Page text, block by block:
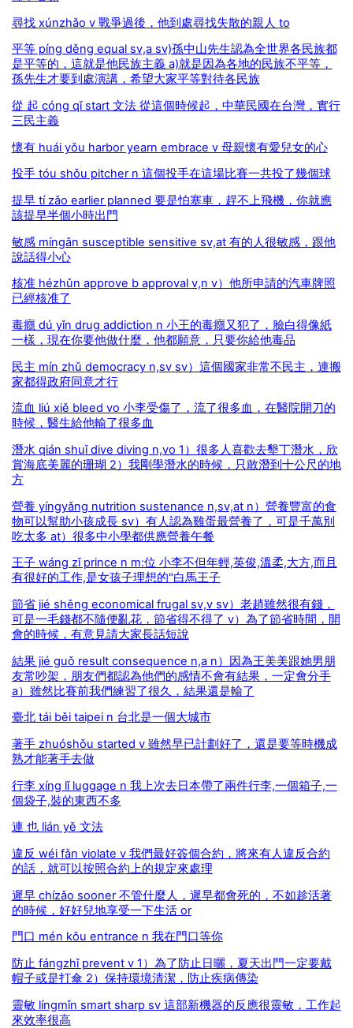
尋找 xúnzhǎo v 戰爭過後，他到處尋找失散的親人 to
平等 píng děng equal sv,a sv)孫中山先生認為全世界各民族都
是平等的，這就是他民族主義 a)就是因為各地的民族不平等，
孫先生才要到處演講，希望大家平等對待各民族
從 起 cóng qǐ start 文法 從這個時候起，中華民國在台灣，實行
三民主義
懷有 huái yǒu harbor yearn embrace v 母親懷有愛兒女的心
投手 tóu shǒu pitcher n 這個投手在這場比賽一共投了幾個球
提早 tí zǎo earlier planned 要是怕塞車，趕不上飛機，你就應
該提早半個小時出門
敏感 míngǎn susceptible sensitive sv,at 有的人很敏感，跟他
說話得小心
核准 hézhǔn approve b approval v,n v）他所申請的汽車牌照
已經核准了
毒癮 dú yǐn drug addiction n 小王的毒癮又犯了，臉白得像紙
一樣，現在你要他做什麼，他都願意，只要你給他毒品
民主 mín zhǔ democracy n,sv sv）這個國家非常不民主，連搬
家都得政府同意才行
流血 liú xiě bleed vo 小李受傷了，流了很多血，在醫院開刀的
時候，醫生給他輸了很多血
潛水 qián shuǐ dive diving n,vo 1）很多人喜歡去墾丁潛水，欣
賞海底美麗的珊瑚 2）我剛學潛水的時候，只敢潛到十公尺的地
方
營養 yíngyǎng nutrition sustenance n,sv,at n）營養豐富的食
物可以幫助小孩成長 sv）有人認為雞蛋最營養了，可是千萬別
吃太多 at）很多中小學都供應營養午餐
王子 wáng zǐ prince n m:位 小李不但年輕,英俊,溫柔,大方,而且
有很好的工作,是女孩子理想的"白馬王子
節省 jié shěng economical frugal sv,v sv）老趙雖然很有錢，
可是一毛錢都不隨便亂花，節省得不得了 v）為了節省時間，開
會的時候，有意見請大家長話短說
結果 jié guǒ result consequence n,a n）因為王美美跟她男朋
友常吵架，朋友們都認為他們的感情不會有結果，一定會分手
a）雖然比賽前我們練習了很久，結果還是輸了
臺北 tái běi taipei n 台北是一個大城市
著手 zhuóshǒu started v 雖然早已計劃好了，還是要等時機成
熟才能著手去做
行李 xíng lǐ luggage n 我上次去日本帶了兩件行李,一個箱子,一
個袋子,裝的東西不多
連 也 lián yě 文法
違反 wéi fǎn violate v 我們最好簽個合約，將來有人違反合約
的話，就可以按照合約上的規定來處理
遲早 chízǎo sooner 不管什麼人，遲早都會死的，不如趁活著
的時候，好好兒地享受一下生活 or
門口 mén kǒu entrance n 我在門口等你
防止 fángzhǐ prevent v 1）為了防止日曬，夏天出門一定要戴
帽子或是打傘 2）保持環境清潔，防止疾病傳染
靈敏 língmǐn smart sharp sv 這部新機器的反應很靈敏，工作起
來效率很高